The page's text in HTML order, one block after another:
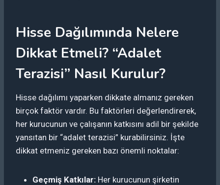
Hisse Dağılımında Nelere
Dikkat Etmeli? “Adalet
Terazisi” Nasıl Kurulur?
Hisse dağılımı yaparken dikkate almanız gereken
birçok faktör vardır. Bu faktörleri değerlendirerek,
her kurucunun ve çalışanın katkısını adil bir şekilde
yansıtan bir “adalet terazisi” kurabilirsiniz. İşte
dikkat etmeniz gereken bazı önemli noktalar:
Geçmiş Katkılar: Her kurucunun şirketin